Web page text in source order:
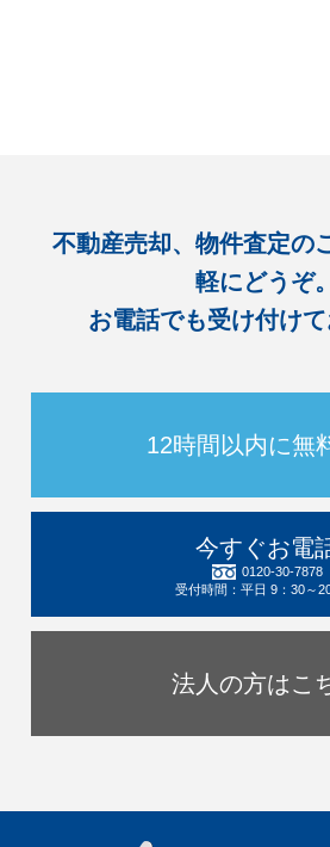
不動産売却、物件査定の
軽にどうぞ。
お電話でも受け付けて
12時間以内に無
今すぐお電
0120-30-7878
受付時間：平日 9：30～
法人の方はこ